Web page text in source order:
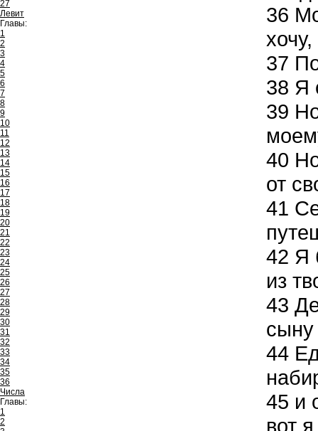
27
Левит
Главы:
1
2
3
4
5
6
7
8
9
10
11
12
13
14
15
16
17
18
19
20
21
22
23
24
25
26
27
28
29
30
31
32
33
34
35
36
Числа
Главы:
1
2
36
37
38 Я
39
40
от
41
42 Я
из
43
сыну
44
45 и
вот